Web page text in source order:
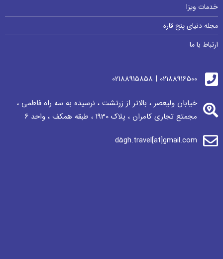
خدمات ویزا
مجله دنیای پنج قاره
ارتباط با ما
02188916500 | 02188915858
خیابان ولیعصر ، بالاتر از زرتشت ، نرسيده به سه راه فاطمی ،
مجمتع تجاری كامران ، پلاک 1930 ، طبقه همکف ، واحد ٦
d5gh.travel[at]gmail.com